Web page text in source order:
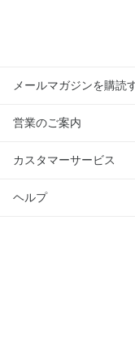
メールマガジンを購読
営業のご案内
カスタマーサービス
ヘルプ